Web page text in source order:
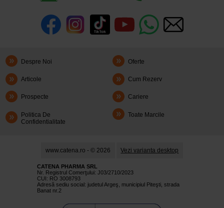
Despre Noi Oferte
Articole Cum Rezerv
Prospecte Cariere
Politica De
Confidentialitate
Toate Marcile
www.catena.ro - © 2026 Vezi varianta desktop
CATENA PHARMA SRL
Nr. Registrul Comerţului: J03/2710/2023
CUI: RO 3008793
Adresă sediu social: judetul Argeş, municipiul Piteşti, strada
Banat nr.2